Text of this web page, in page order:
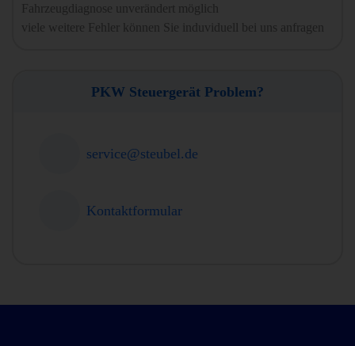
Fahrzeugdiagnose unverändert möglich
viele weitere Fehler können Sie induviduell bei uns anfragen
PKW Steuergerät Problem?
service@steubel.de
Kontaktformular